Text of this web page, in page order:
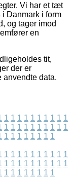
Vi har et tæt
Danmark i form
og tager imod
en
tit,
der er
anvendte data.
1 1 1 1 1 1 1 1 1 1
1 1 1 1 1 1 1 1 1 1
1 1 1 1 1 1 1 1
1 1 1 1 1 1 1 1 1 1
1 1 1 1 1 1 1 1 1 1
1 1 1 1 1 1 1 1